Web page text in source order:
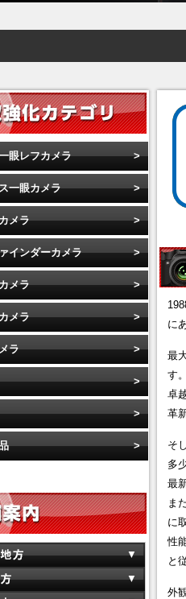
に
最
す。
卓
革
そ
多
最
ま
に
性
と
外
眼レフカメラ
一眼カメラ
メラ
インダーカメラ
メラ
メラ
ラ